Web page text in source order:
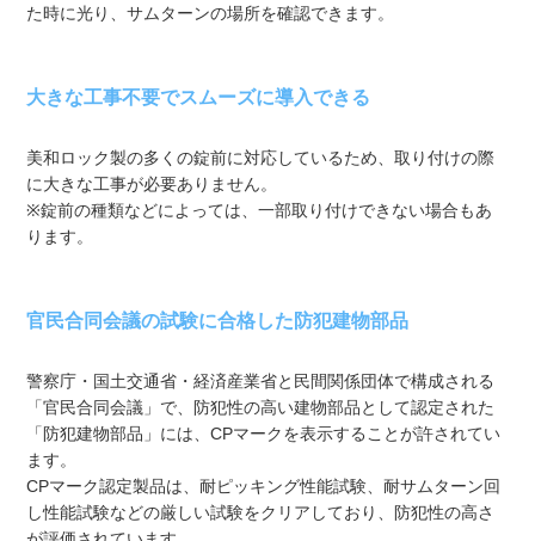
た時に光り、サムターンの場所を確認できます。
大きな工事不要でスムーズに導入できる
美和ロック製の多くの錠前に対応しているため、取り付けの際
に大きな工事が必要ありません。
※錠前の種類などによっては、一部取り付けできない場合もあ
ります。
官民合同会議の試験に合格した防犯建物部品
警察庁・国土交通省・経済産業省と民間関係団体で構成される
「官民合同会議」で、防犯性の高い建物部品として認定された
「防犯建物部品」には、CPマークを表示することが許されてい
ます。
CPマーク認定製品は、耐ピッキング性能試験、耐サムターン回
し性能試験などの厳しい試験をクリアしており、防犯性の高さ